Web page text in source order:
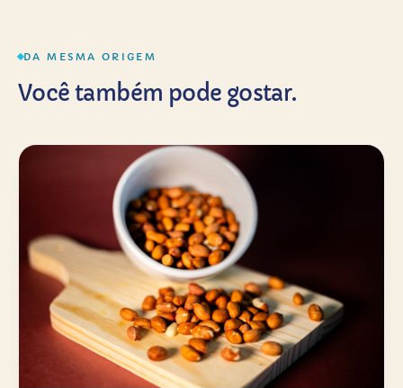
DA MESMA ORIGEM
Você também pode gostar.